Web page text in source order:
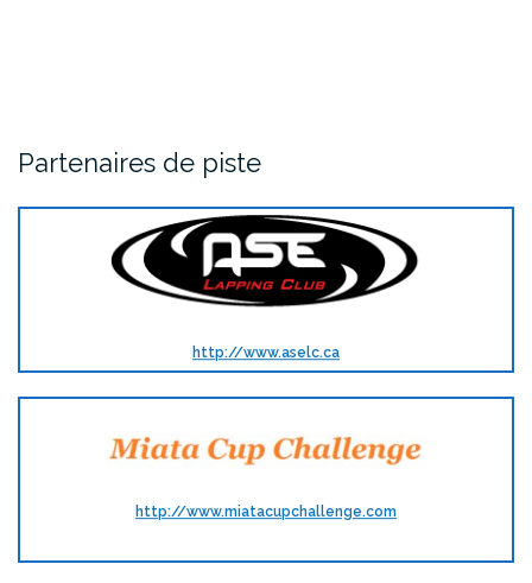
Partenaires de piste
http://www.aselc.ca
http://www.miatacupchallenge.com